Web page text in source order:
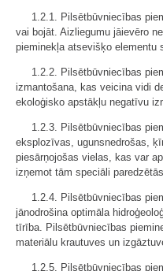
1.2.1. Pilsētbūvniecības
vai bojāt. Aizliegumu jāievēro
pieminekļa atsevišķo elementu
1.2.2. Pilsētbūvniecības
izmantošana, kas veicina vidi
ekoloģisko apstākļu negatīvu
1.2.3. Pilsētbūvniecības
eksplozīvas, ugunsnedrošas,
piesārņojošas vielas, kas var
izņemot tām speciāli
1.2.4. Pilsētbūvniecības
jānodrošina optimāla
tīrība. Pilsētbūvniecības
materiālu krautuves un
1.2.5. Pilsētbūvniecības